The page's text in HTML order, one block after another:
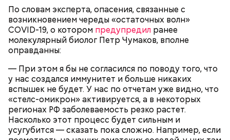
По словам эксперта, опасения, связанные с
возникновением череды «остаточных волн»
COVID-19, о котором предупредил ранее
молекулярный биолог Петр Чумаков, вполне
оправданны:
— При этом я бы не согласился по поводу того, что
у нас создался иммунитет и больше никаких
вспышек не будет. У нас по отчетам уже видно, что
«стелс-омикрон» активируется, а в некоторых
регионах РФ заболеваемость резко растет.
Насколько этот процесс будет сильным и
усугубится — сказать пока сложно. Например, если
«Новым рекордам — быть»: как
активность Эль-Ниньо может
отразиться на предстоящем лете
в России
По его словам, молния может распасться, улететь
или просто погаснуть. Однако есть риск, что она
может и взорваться.
— Электричества нет. Но есть электростанция. И
секретарь партийной организации сжалился и
выделил нам цветной телевизор. И мы вечером
смогли посмотреть матч, — вспоминает он.
житии, умоли Господа Бога даровати ми
оставление всех моих грехов, елико согреших от
юности моея, во всем житии моем, делом, словом,
помышлением и всеми моими чувствы; и во исходе
души моея помози ми окаянному, умоли Господа
Бога, всея твари Содетеля, избавити мя воздушных
мытарств и вечного мучения: да всегда прославляю
Отца и Сына и Святаго Духа, и твое милостивное
предстательство, ныне и присно и во веки веков.
Аминь.